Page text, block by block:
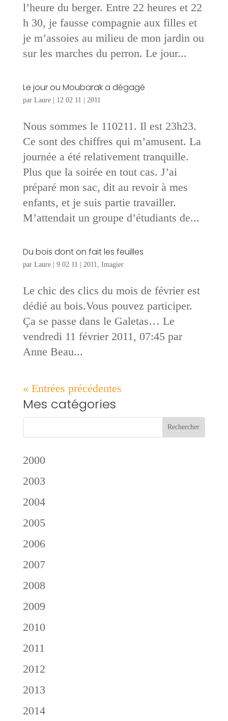
l’heure du berger. Entre 22 heures et 22
h 30, je fausse compagnie aux filles et
je m’assoies au milieu de mon jardin ou
sur les marches du perron. Le jour...
Le jour ou Moubarak a dégagé
par Laure| 12 02 11 2011
Nous sommes le 110211. Il est 23h23.
Ce sont des chiffres qui m’amusent. La
journée a été relativement tranquille.
Plus que la soirée en tout cas. J’ai
préparé mon sac, dit au revoir à mes
enfants, et je suis partie travailler.
M’attendait un groupe d’étudiants de...
Du bois dont on fait les feuilles
par Laure| 9 02 11 2011 Imagier
Le chic des clics du mois de février est
dédié au bois.Vous pouvez participer.
Ça se passe dans le Galetas… Le
vendredi 11 février 2011, 07:45 par
Anne Beau...
« Entrées précédentes
Mes catégories
2000
2003
2004
2005
2006
2007
2008
2009
2010
2011
2012
2013
2014